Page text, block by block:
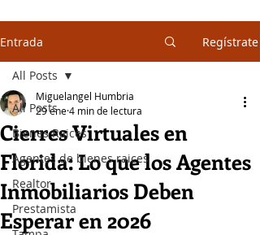
Entrada Regístrate
All Posts
Bienes Raices
Agentes de bienes raices
Realtor
Prestamista
All Posts
Cierres Virtuales en
Florida: Lo que los Agentes
Inmobiliarios Deben
Esperar en 2026
Miguelangel Humbria
29 ene4 min de lectura